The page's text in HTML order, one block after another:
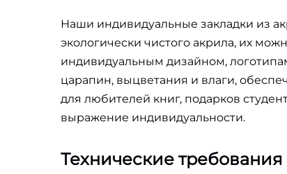
Наши индивидуальные закладки из
экологически чистого акрила, их
индивидуальным дизайном,
царапин, выцветания и влаги,
для любителей книг, подарков
выражение индивидуальности.
Технические требования